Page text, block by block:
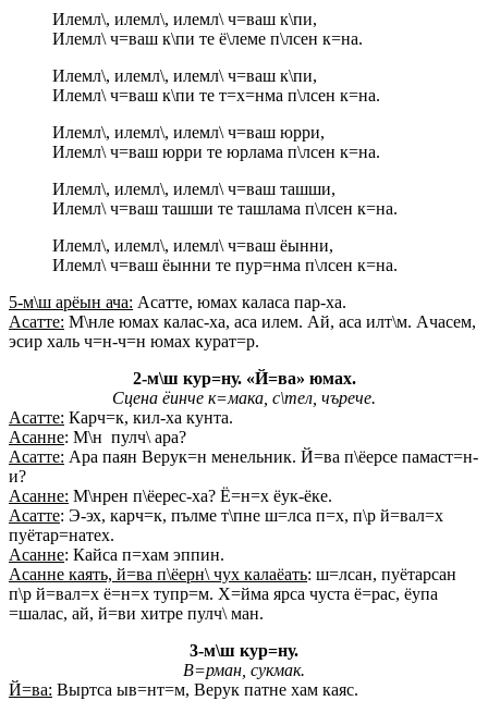
Илемл\, илемл\, илемл\ ч=ваш к\пи,
Илемл\ ч=ваш к\пи те ё\леме п\лсен к=на.
Илемл\, илемл\, илемл\ ч=ваш к\пи,
Илемл\ ч=ваш к\пи те т=х=нма п\лсен к=на.
Илемл\, илемл\, илемл\ ч=ваш юрри,
Илемл\ ч=ваш юрри те юрлама п\лсен к=на.
Илемл\, илемл\, илемл\ ч=ваш ташши,
Илемл\ ч=ваш ташши те ташлама п\лсен к=на.
Илемл\, илемл\, илемл\ ч=ваш ёынни,
Илемл\ ч=ваш ёынни те пур=нма п\лсен к=на.
5-м\ш арёын ача: Асатте, юмах каласа пар-ха.
Асатте: М\нле юмах калас-ха, аса илем. Ай, аса илт\м. Ачасем,
эсир халь ч=н-ч=н юмах курат=р.
2-м\ш кур=ну. «Й=ва» юмах.
Сцена ёинче к=мака, с\тел, чърече.
Асатте: Карч=к, кил-ха кунта.
Асанне: М\н пулч\ ара?
Асатте: Ара паян Верук=н менельник. Й=ва п\ёерсе памаст=н-
и?
Асанне: М\нрен п\ёерес-ха? Ё=н=х ёук-ёке.
Асатте: Э-эх, карч=к, пълме т\пне ш=лса п=х, п\р й=вал=х
пуётар=натех.
Асанне: Кайса п=хам эппин.
Асанне каять, й=ва п\ёерн\ чух калаёать: ш=лсан, пуётарсан
п\р й=вал=х ё=н=х тупр=м. Х=йма ярса чуста ё=рас, ёупа
=шалас, ай, й=ви хитре пулч\ ман.
3-м\ш кур=ну.
В=рман, сукмак.
Й=ва: Выртса ыв=нт=м, Верук патне хам каяс.